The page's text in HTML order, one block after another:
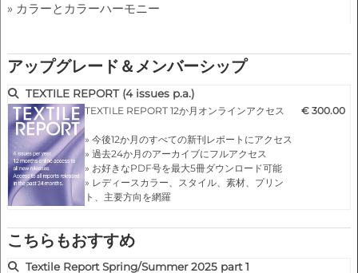
» カラーとカラーハーモニー
アップグレード＆メンバーシップ
TEXTILE REPORT (4 issues p.a.)
TEXTILE REPORT 12か月オンラインアクセス
» 今後12か月のすべての新刊レポートにアクセス
» 過去24か月のアーカイブにフルアクセス
» お好きなPDF号を最大5冊ダウンロード可能
» レディースカラー、スタイル、素材、プリン
ト、主要方向を網羅
€ 300.00
こちらもおすすめ
Textile Report Spring/Summer 2025 part 1